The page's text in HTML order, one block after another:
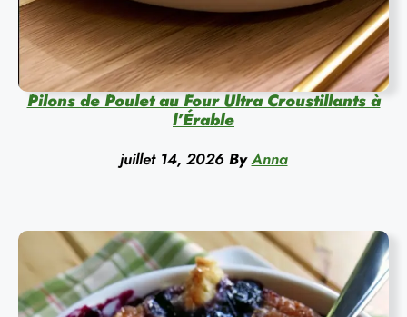
Pilons de Poulet au Four Ultra Croustillants à
l’Érable
juillet 14, 2026 By Anna